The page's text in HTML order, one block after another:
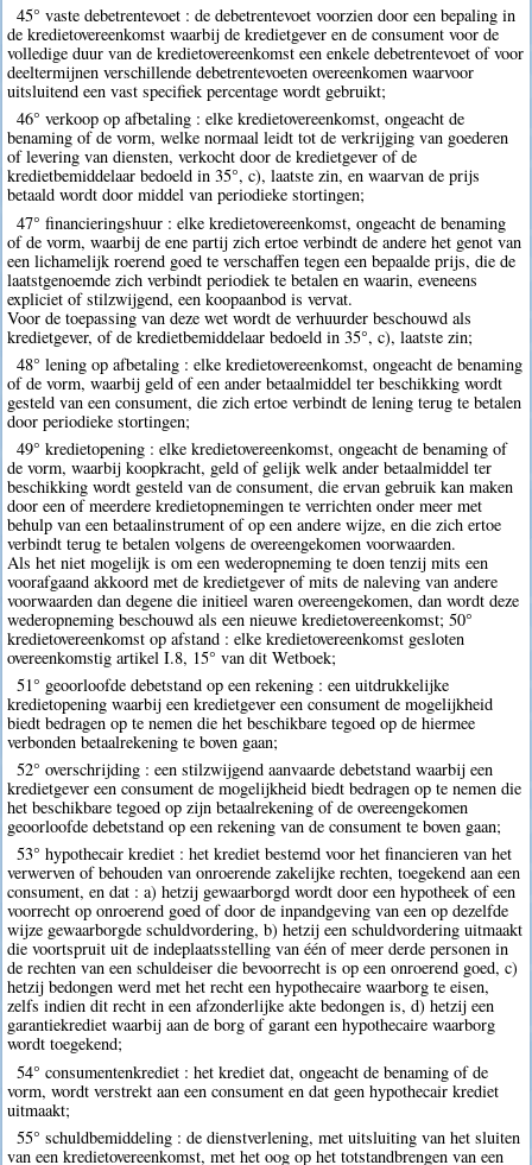
45° vaste debetrentevoet : de debetrentevoet voorzien door een bepaling in
de kredietovereenkomst waarbij de kredietgever en de consument voor de
volledige duur van de kredietovereenkomst een enkele debetrentevoet of voor
deeltermijnen verschillende debetrentevoeten overeenkomen waarvoor
uitsluitend een vast specifiek percentage wordt gebruikt;
46° verkoop op afbetaling : elke kredietovereenkomst, ongeacht de
benaming of de vorm, welke normaal leidt tot de verkrijging van goederen
of levering van diensten, verkocht door de kredietgever of de
kredietbemiddelaar bedoeld in 35°, c), laatste zin, en waarvan de prijs
betaald wordt door middel van periodieke stortingen;
47° financieringshuur : elke kredietovereenkomst, ongeacht de benaming
of de vorm, waarbij de ene partij zich ertoe verbindt de andere het genot van
een lichamelijk roerend goed te verschaffen tegen een bepaalde prijs, die de
laatstgenoemde zich verbindt periodiek te betalen en waarin, eveneens
expliciet of stilzwijgend, een koopaanbod is vervat.
Voor de toepassing van deze wet wordt de verhuurder beschouwd als
kredietgever, of de kredietbemiddelaar bedoeld in 35°, c), laatste zin;
48° lening op afbetaling : elke kredietovereenkomst, ongeacht de benaming
of de vorm, waarbij geld of een ander betaalmiddel ter beschikking wordt
gesteld van een consument, die zich ertoe verbindt de lening terug te betalen
door periodieke stortingen;
49° kredietopening : elke kredietovereenkomst, ongeacht de benaming of
de vorm, waarbij koopkracht, geld of gelijk welk ander betaalmiddel ter
beschikking wordt gesteld van de consument, die ervan gebruik kan maken
door een of meerdere kredietopnemingen te verrichten onder meer met
behulp van een betaalinstrument of op een andere wijze, en die zich ertoe
verbindt terug te betalen volgens de overeengekomen voorwaarden.
Als het niet mogelijk is om een wederopneming te doen tenzij mits een
voorafgaand akkoord met de kredietgever of mits de naleving van andere
voorwaarden dan degene die initieel waren overeengekomen, dan wordt deze
wederopneming beschouwd als een nieuwe kredietovereenkomst; 50°
kredietovereenkomst op afstand : elke kredietovereenkomst gesloten
overeenkomstig artikel I.8, 15° van dit Wetboek;
51° geoorloofde debetstand op een rekening : een uitdrukkelijke
kredietopening waarbij een kredietgever een consument de mogelijkheid
biedt bedragen op te nemen die het beschikbare tegoed op de hiermee
verbonden betaalrekening te boven gaan;
52° overschrijding : een stilzwijgend aanvaarde debetstand waarbij een
kredietgever een consument de mogelijkheid biedt bedragen op te nemen die
het beschikbare tegoed op zijn betaalrekening of de overeengekomen
geoorloofde debetstand op een rekening van de consument te boven gaan;
53° hypothecair krediet : het krediet bestemd voor het financieren van het
verwerven of behouden van onroerende zakelijke rechten, toegekend aan een
consument, en dat : a) hetzij gewaarborgd wordt door een hypotheek of een
voorrecht op onroerend goed of door de inpandgeving van een op dezelfde
wijze gewaarborgde schuldvordering, b) hetzij een schuldvordering uitmaakt
die voortspruit uit de indeplaatsstelling van één of meer derde personen in
de rechten van een schuldeiser die bevoorrecht is op een onroerend goed, c)
hetzij bedongen werd met het recht een hypothecaire waarborg te eisen,
zelfs indien dit recht in een afzonderlijke akte bedongen is, d) hetzij een
garantiekrediet waarbij aan de borg of garant een hypothecaire waarborg
wordt toegekend;
54° consumentenkrediet : het krediet dat, ongeacht de benaming of de
vorm, wordt verstrekt aan een consument en dat geen hypothecair krediet
uitmaakt;
55° schuldbemiddeling : de dienstverlening, met uitsluiting van het sluiten
van een kredietovereenkomst, met het oog op het totstandbrengen van een